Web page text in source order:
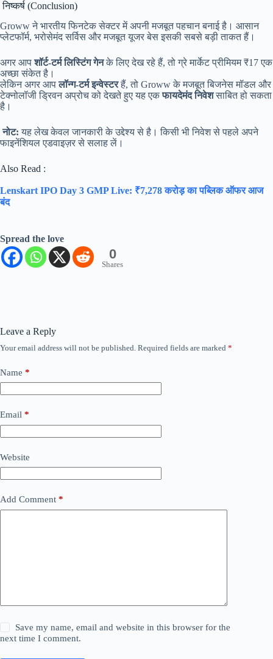
निष्कर्ष (Conclusion)
Groww ने भारतीय फिनटेक सेक्टर में अपनी मजबूत पहचान बनाई है। आसान
प्लेटफॉर्म, भरोसेमंद सर्विस और मजबूत यूजर बेस इसकी सबसे बड़ी ताकत हैं।
अगर आपशॉर्ट-टर्म लिस्टिंग गेनके लिए देख रहे हैं, तो ग्रे मार्केट प्रीमियम ₹17 एक
अच्छा संकेत है।
लेकिन अगर आपलॉन्ग-टर्म इन्वेस्टरहैं, तो Groww के मजबूत बिजनेस मॉडल और
टेक्नोलॉजी ड्रिवन अप्रोच को देखते हुए यह एकफायदेमंद निवेशसाबित हो सकता
है।
नोट: यह लेख केवल जानकारी के उद्देश्य से है। किसी भी निवेश से पहले अपने
फाइनेंशियल एडवाइज़र से सलाह लें।
Also Read :
Lenskart IPO Day 3 GMP Live: ₹7,278 करोड़ का पब्लिक ऑफर आज
बंद
Spread the love
0
Shares
Leave a Reply
Your email address will not be published. Required fields are marked *
Name *
Email *
Website
Add Comment *
Save my name, email and website in this browser for the
next time I comment.